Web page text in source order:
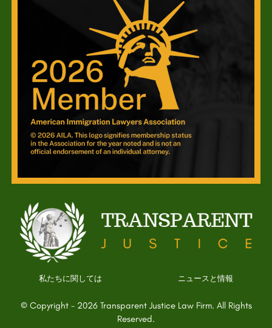
私たちに関しては ニュースと情報
© Copyright - 2026 Transparent Justice Law Firm. All Rights
Reserved.